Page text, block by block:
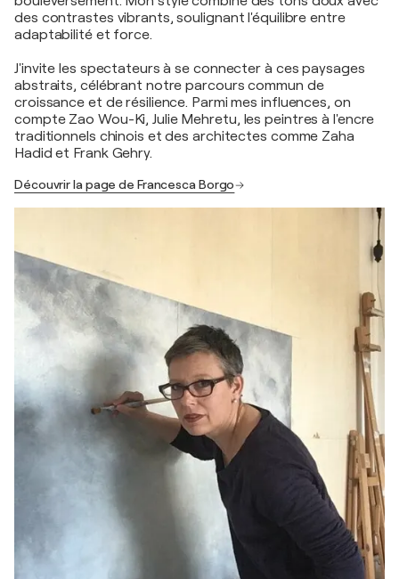
des contrastes vibrants, soulignant l'équilibre entre
adaptabilité et force.
J'invite les spectateurs à se connecter à ces paysages
abstraits, célébrant notre parcours commun de
croissance et de résilience. Parmi mes influences, on
compte Zao Wou-Ki, Julie Mehretu, les peintres à l'encre
traditionnels chinois et des architectes comme Zaha
Hadid et Frank Gehry.
Découvrir la page de Francesca Borgo